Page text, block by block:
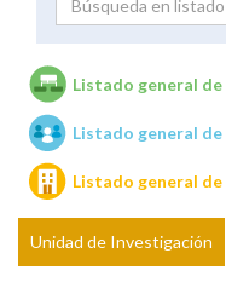
Unidades de
Listado general
Listado general
Listado general
Unidad de Investigación